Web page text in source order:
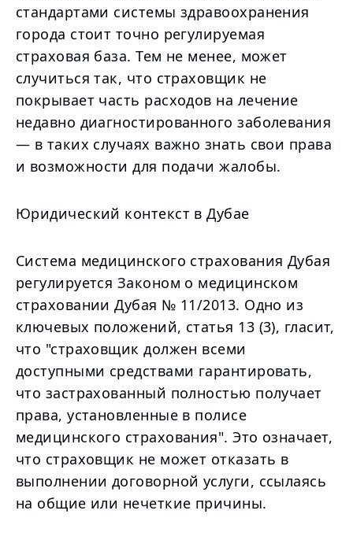
стандартами системы здравоохранения
города стоит точно регулируемая
страховая база. Тем не менее, может
случиться так, что страховщик не
покрывает часть расходов на лечение
недавно диагностированного заболевания
— в таких случаях важно знать свои права
и возможности для подачи жалобы.
Юридический контекст в Дубае
Система медицинского страхования Дубая
регулируется Законом о медицинском
страховании Дубая № 11/2013. Одно из
ключевых положений, статья 13 (3), гласит,
что "страховщик должен всеми
доступными средствами гарантировать,
что застрахованный полностью получает
права, установленные в полисе
медицинского страхования". Это означает,
что страховщик не может отказать в
выполнении договорной услуги, ссылаясь
на общие или нечеткие причины.